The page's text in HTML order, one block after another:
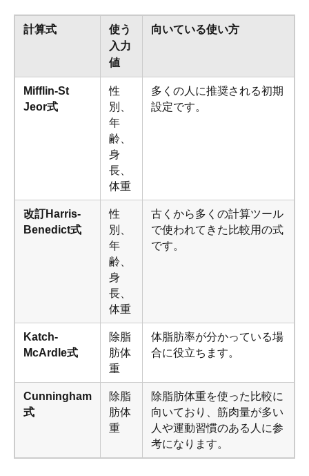
計算式
使う
入力
値
向いている使い方
Mifflin-St
Jeor式
性
別、
年
齢、
身
長、
体重
多くの人に推奨される初期
設定です。
改訂Harris-
Benedict式
性
別、
年
齢、
身
長、
体重
古くから多くの計算ツール
で使われてきた比較用の式
です。
Katch-
McArdle式
除脂
肪体
重
体脂肪率が分かっている場
合に役立ちます。
Cunningham
式
除脂
肪体
重
除脂肪体重を使った比較に
向いており、筋肉量が多い
人や運動習慣のある人に参
考になります。